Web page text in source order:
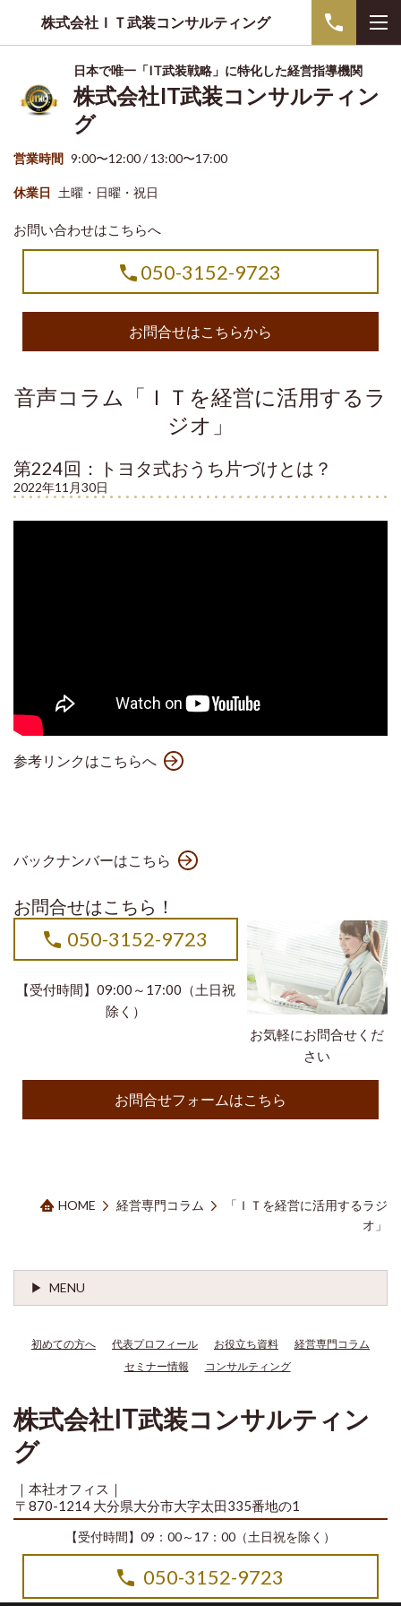
株式会社ＩＴ武装コンサルティング
日本で唯一「IT武装戦略」に特化した経営指導機関
株式会社IT武装コンサルティン
グ
営業時間 9:00〜12:00 / 13:00〜17:00
休業日 土曜・日曜・祝日
お問い合わせはこちらへ
050-3152-9723
お問合せはこちらから
音声コラム「ＩＴを経営に活用するラ
ジオ」
第224回：トヨタ式おうち片づけとは？
2022年11月30日
参考リンクはこちらへ
バックナンバーはこちら
お問合せはこちら！
お気軽にお問合せくだ
さい
050-3152-9723
【受付時間】09:00～17:00（土日祝
除く）
お問合せフォームはこちら
HOME 経営専門コラム
「ＩＴを経営に活用するラジ
オ」
MENU
初めての方へ 代表プロフィール お役立ち資料
経営専門コラム
セミナー情報
コンサルティング
株式会社IT武装コンサルティン
グ
｜本社オフィス｜
〒870-1214 大分県大分市大字太田335番地の1
【受付時間】09：00～17：00（土日祝を除く）
050-3152-9723